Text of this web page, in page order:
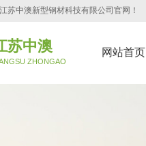
苏中澳新型钢材科技有限公司官网！
苏中澳
ZHONGAO
网站首页